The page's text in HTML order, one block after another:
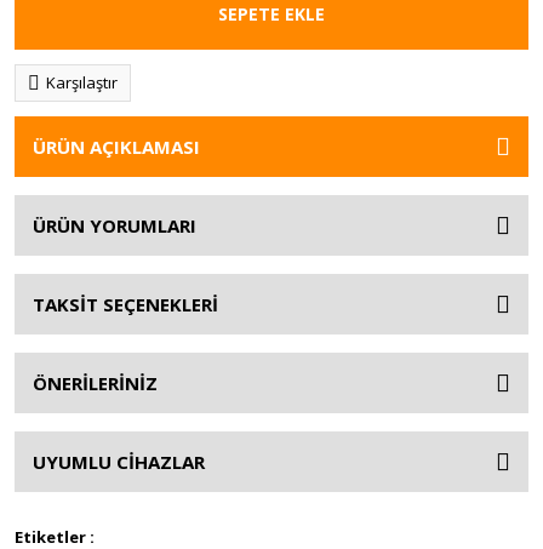
SEPETE EKLE
Karşılaştır
ÜRÜN AÇIKLAMASI
ÜRÜN YORUMLARI
TAKSİT SEÇENEKLERİ
ÖNERİLERİNİZ
UYUMLU CİHAZLAR
Etiketler :